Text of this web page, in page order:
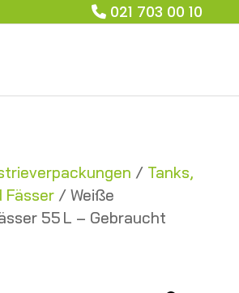
021 703 00 10
/ Tanks,
Fässer/ Weiße
55 L – Gebraucht